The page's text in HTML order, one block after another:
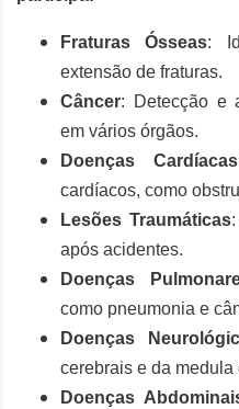
Fraturas Ósseas:
extensão de fraturas.
Câncer: Detecção e
em vários órgãos.
Doenças Cardíacas
cardíacos, como
Lesões Traumáticas
após acidentes.
Doenças
como pneumonia e
Doenças
cerebrais e da medula
Doenças